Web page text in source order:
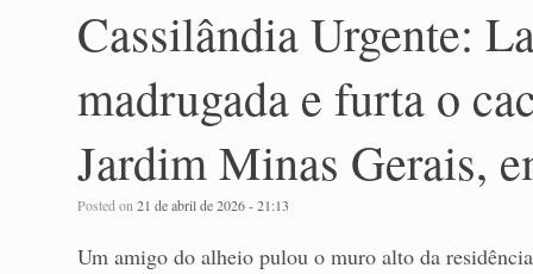
Cassilândia Urgente:
madrugada e furta o
Jardim Minas Gerais,
Posted on21 de abril de 2026 - 21:13
Um amigo do alheio pulou o muro alto da